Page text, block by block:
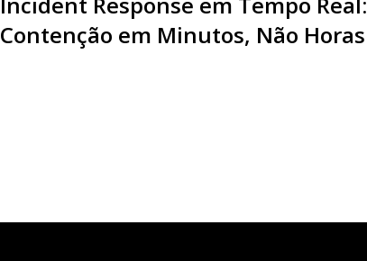
Contenção em Minutos, Não Horas